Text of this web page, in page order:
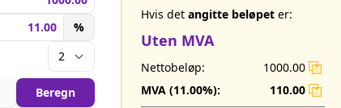
%
Beregn
Hvis detangitte beløpet er:
Uten MVA
Nettobeløp:
1000.00
MVA (11.00%): 110.00